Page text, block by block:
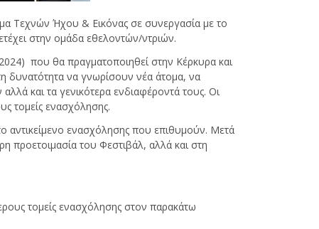
Τεχνών Ήχου & Εικόνας σε συνεργασία με το
στην ομάδα εθελοντών/ντριών.
που θα πραγματοποιηθεί στην Κέρκυρα και
δυνατότητα να γνωρίσουν νέα άτομα, να
και τα γενικότερα ενδιαφέροντά τους. Οι
τομείς ενασχόλησης.
αντικείμενο ενασχόλησης που επιθυμούν. Μετά
προετοιμασία του Φεστιβάλ, αλλά και στη
τομείς ενασχόλησης στον παρακάτω